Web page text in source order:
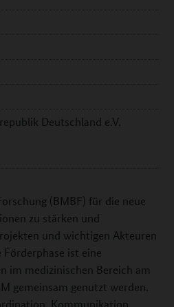
Deutschland e.V.
(BMBF) für die neue
zu stärken und
und wichtigen Akteuren
ist eine
im medizinischen Bereich am
gemeinsam genutzt werden.
Kommunikation,